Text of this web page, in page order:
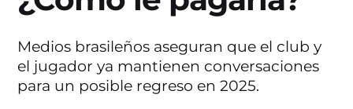
Medios brasileños aseguran que el club y
el jugador ya mantienen conversaciones
para un posible regreso en 2025.